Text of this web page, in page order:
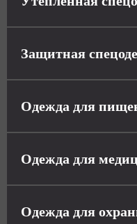
Защитная
Одежда для
Одежда для
Одежда для